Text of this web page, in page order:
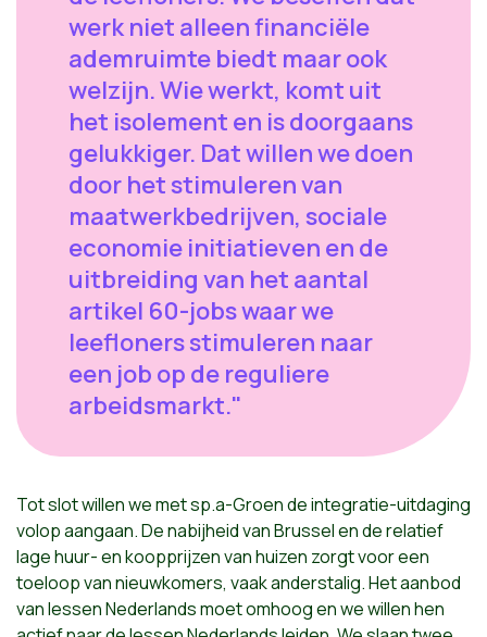
werk niet alleen financiële
ademruimte biedt maar ook
welzijn. Wie werkt, komt uit
het isolement en is doorgaans
gelukkiger. Dat willen we doen
door het stimuleren van
maatwerkbedrijven, sociale
economie initiatieven en de
uitbreiding van het aantal
artikel 60-jobs waar we
leefloners stimuleren naar
een job op de reguliere
arbeidsmarkt."
Tot slot willen we met sp.a-Groen de integratie-uitdaging
volop aangaan. De nabijheid van Brussel en de relatief
lage huur- en koopprijzen van huizen zorgt voor een
toeloop van nieuwkomers, vaak anderstalig. Het aanbod
van lessen Nederlands moet omhoog en we willen hen